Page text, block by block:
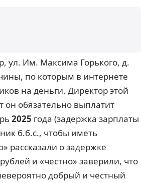
ул. Им. Максима Горького, д.
по которым в интернете
на деньги. Директор этой
он обязательно выплатит
2025 года (задержка зарплаты
б.б.с., чтобы иметь
рассказали о задержке
и «честно» заверили, что
добрый и честный